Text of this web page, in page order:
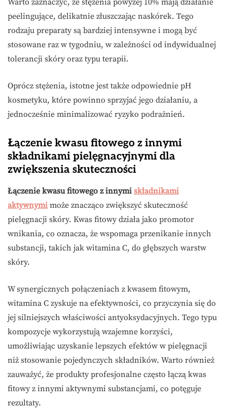
Warto zaznaczyć, że stężenia powyżej 10% mają działanie
peelingujące, delikatnie złuszczając naskórek. Tego
rodzaju preparaty są bardziej intensywne i mogą być
stosowane raz w tygodniu, w zależności od indywidualnej
tolerancji skóry oraz typu terapii.
Oprócz stężenia, istotne jest także odpowiednie pH
kosmetyku, które powinno sprzyjać jego działaniu, a
jednocześnie minimalizować ryzyko podrażnień.
Łączenie kwasu fitowego z innymi
składnikami pielęgnacyjnymi dla
zwiększenia skuteczności
Łączenie kwasu fitowego z innymi składnikami
aktywnymi może znacząco zwiększyć skuteczność
pielęgnacji skóry. Kwas fitowy działa jako promotor
wnikania, co oznacza, że wspomaga przenikanie innych
substancji, takich jak witamina C, do głębszych warstw
skóry.
W synergicznych połączeniach z kwasem fitowym,
witamina C zyskuje na efektywności, co przyczynia się do
jej silniejszych właściwości antyoksydacyjnych. Tego typu
kompozycje wykorzystują wzajemne korzyści,
umożliwiając uzyskanie lepszych efektów w pielęgnacji
niż stosowanie pojedynczych składników. Warto również
zauważyć, że produkty profesjonalne często łączą kwas
fitowy z innymi aktywnymi substancjami, co potęguje
rezultaty.